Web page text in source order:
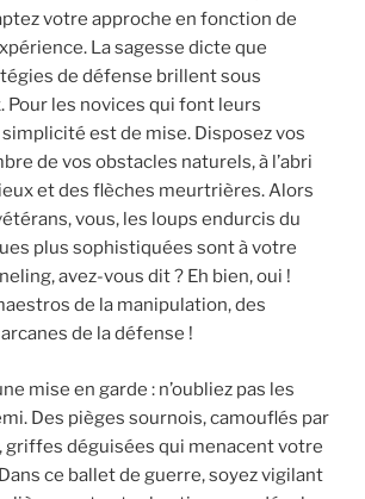
votre approche en fonction de
La sagesse dicte que
de défense brillent sous
les novices qui font leurs
est de mise. Disposez vos
de vos obstacles naturels, à l’abri
et des flèches meurtrières. Alors
vous, les loups endurcis du
plus sophistiquées sont à votre
avez-vous dit ? Eh bien, oui !
de la manipulation, des
de la défense !
mise en garde : n’oubliez pas les
Des pièges sournois, camouflés par
griffes déguisées qui menacent votre
ce ballet de guerre, soyez vigilant